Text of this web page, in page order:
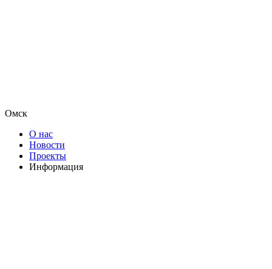
Омск
О нас
Новости
Проекты
Информация